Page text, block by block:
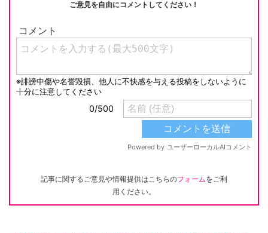
ご意見を自由にコメントしてください！
記事に関するご意見や情報提供はこちらのフォームをご利
用ください。